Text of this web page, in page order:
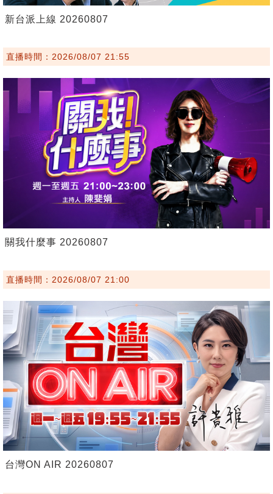
新台派上線 20260807
直播時間：2026/08/07 21:55
關我什麼事 20260807
直播時間：2026/08/07 21:00
台灣ON AIR 20260807